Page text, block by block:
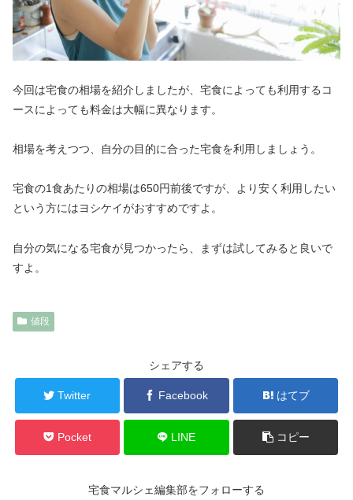
今回は宅食の相場を紹介しましたが、宅食によっても利用するコ
ースによっても料金は大幅に異なります。
相場を考えつつ、自分の目的に合った宅食を利用しましょう。
宅食の1食あたりの相場は650円前後ですが、より安く利用したい
という方にはヨシケイがおすすめですよ。
自分の気になる宅食が見つかったら、まずは試してみると良いで
すよ。
値段
シェアする
Twitter Facebook はてブ
Pocket LINE コピー
宅食マルシェ編集部をフォローする